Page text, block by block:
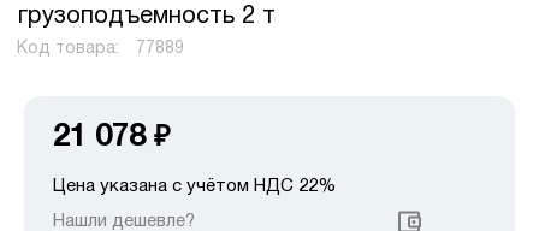
грузоподъемность 2 т
Код товара: 77889
21 078 ₽
Цена указана с учётом НДС 22%
Нашли дешевле?